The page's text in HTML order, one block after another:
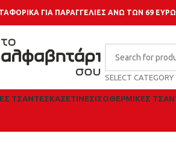
ΓΙΑ ΠΑΡΑΓΓΕΛΙΕΣ ΑΝΩ ΤΩΝ 69 ΕΥΡΩ
SELECT CATEGORY
ΤΣΆΝΤΕΣΚΑΣΕΤΊΝΕΣΙΣΟΘΕΡΜΙΚΈΣ